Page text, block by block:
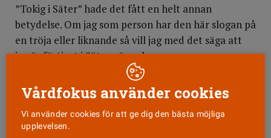
”Tokig i Säter” hade det fått en helt annan
betydelse. Om jag som person har den här slogan på
en tröja eller liknande så vill jag med det säga att
jag är förtjust i Säter, säger han.
Enligt Kjell Bergqvist kontaktades såväl landstinget
som olika patientorganisationer för att få deras
synpunkter på texten i samband med att den togs
fram. Som exempel nämner han Riksförbundet för
Vårdfokus använder cookies
Vi använder cookies för att ge dig den bästa möjliga
upplevelsen.